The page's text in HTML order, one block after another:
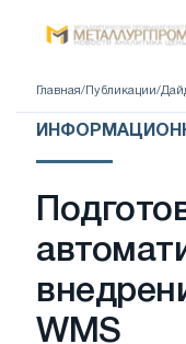
Главная/ Публикации/
WMS